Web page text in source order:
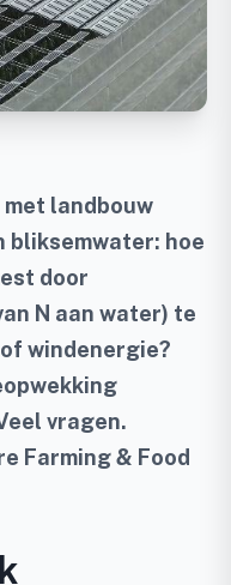
landbouw
bliksemwater: hoe
door
N aan water) te
windenergie?
vragen.
Farming & Food